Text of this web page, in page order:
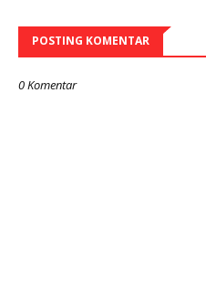
POSTING KOMENTAR
0 Komentar